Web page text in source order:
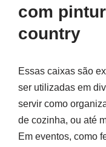
com
country
Essas caixas são
ser utilizadas em
servir como
de cozinha, ou até
Em eventos, como